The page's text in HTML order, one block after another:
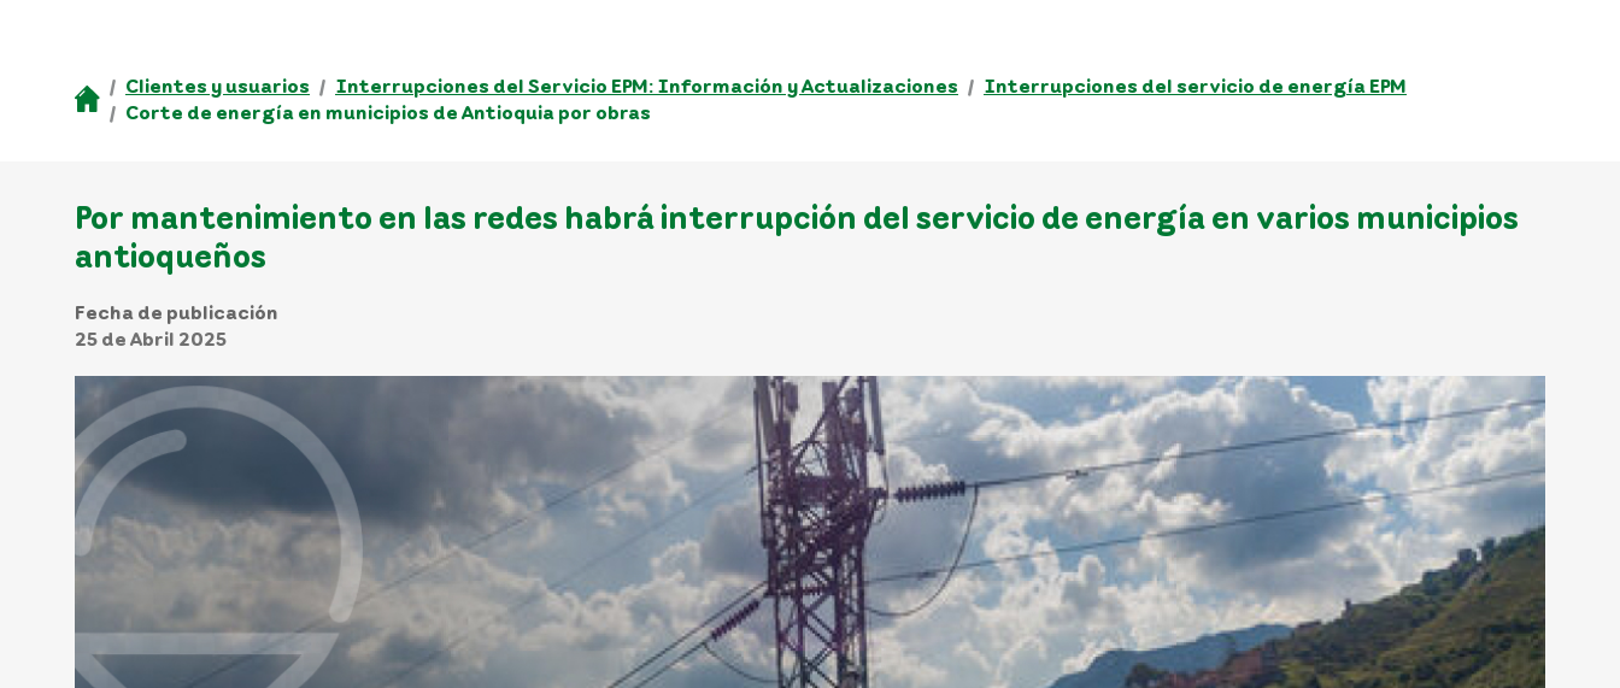
Clientes y usuarios Interrupciones del Servicio EPM: Información y Actualizaciones
Interrupciones del servicio de energía EPM
Corte de energía en municipios de Antioquia por obras
Por mantenimiento en las redes habrá interrupción del servicio de energía en varios municipios
antioqueños
Fecha de publicación
25 de Abril 2025